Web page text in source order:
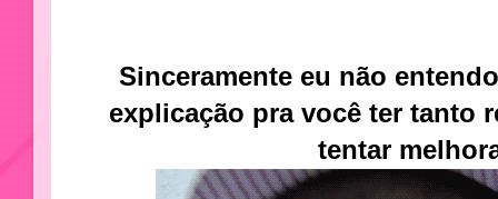
Sinceramente eu não
explicação pra você ter tanto
tentar